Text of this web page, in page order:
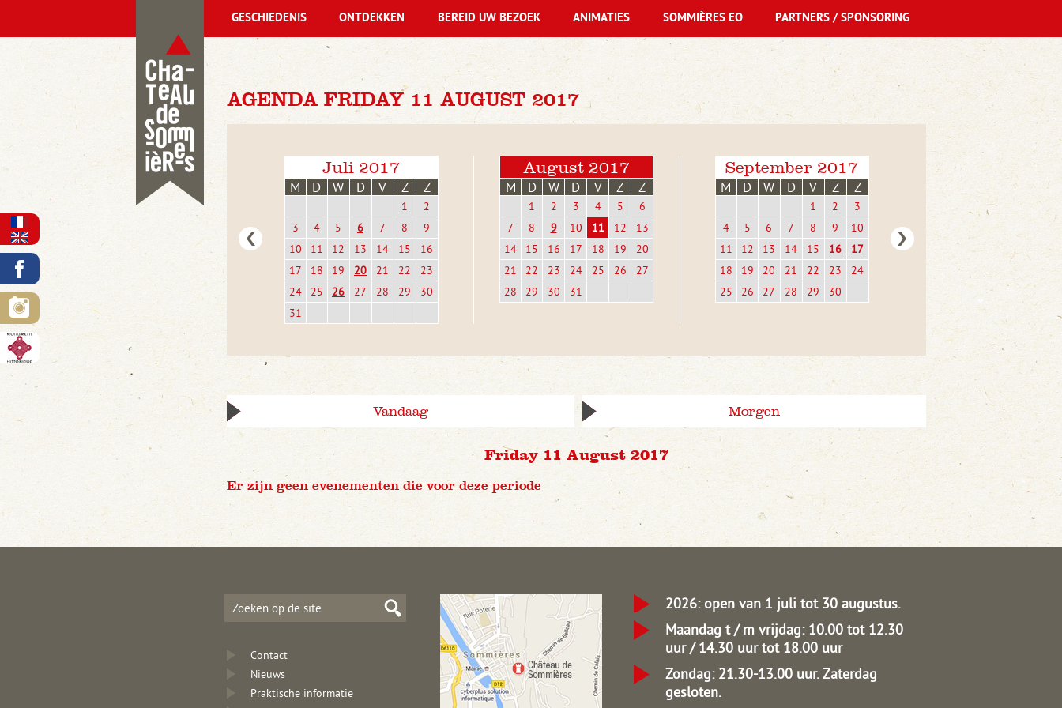
AGENDA FRIDAY 11 AUGUST 2017
Juli 2017
M D W D V Z Z
1
2
3
4 5 6 7 8
9
10
11 12 13 14 15
16
17
18 19 20 21 22
23
24
25 26 27 28 29
30
31
August 2017
M D W D V Z Z
1 2 3 4 5
6
7
8 9 10 11 12
13
14
15 16 17 18 19
20
21
22 23 24 25 26
27
28
29 30 31
September 2017
M D W D V Z Z
1 2
3
4
5 6 7 8 9
10
11
12 13 14 15 16
17
18
19 20 21 22 23
24
25
26 27 28 29 30
Vandaag Morgen
Friday 11 August 2017
Er zijn geen evenementen die voor deze periode
GESCHIEDENIS ONTDEKKEN BEREID UW BEZOEK ANIMATIES SOMMIÈRES EO PARTNERS / SPONSORING
Contact
Nieuws
Praktische informatie
2026: open van 1 juli tot 30 augustus.
Maandag t / m vrijdag: 10.00 tot 12.30
uur / 14.30 uur tot 18.00 uur
Zondag: 21.30-13.00 uur.Zaterdag
gesloten.